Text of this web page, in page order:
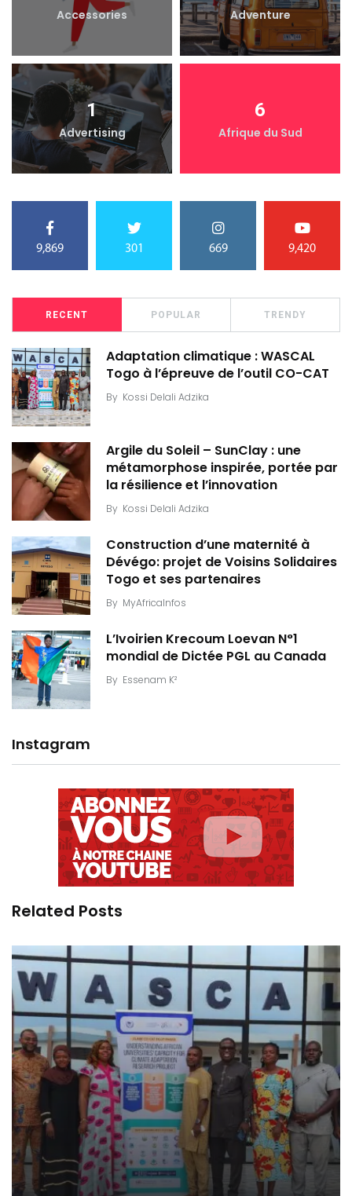
Accessories Adventure
1
Advertising
6
Afrique du Sud
9,869 301 669 9,420
RECENT POPULAR TRENDY
Adaptation climatique : WASCAL
Togo à l’épreuve de l’outil CO-CAT
By Kossi Delali Adzika
Argile du Soleil – SunClay : une
métamorphose inspirée, portée par
la résilience et l’innovation
By Kossi Delali Adzika
Construction d’une maternité à
Dévégo: projet de Voisins Solidaires
Togo et ses partenaires
By MyAfricaInfos
L’Ivoirien Krecoum Loevan N°1
mondial de Dictée PGL au Canada
By Essenam K²
Instagram
Related Posts